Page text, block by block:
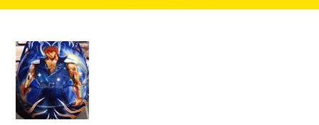
DAHON（ダホーン）
FLAMEbike限定車
FUJI（フジ）
BROOKS（ブルックス）
knog（ノグ）
option & parts
カスタム ペイント